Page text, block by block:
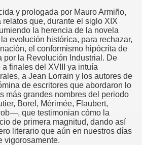
y prologada por Mauro Armiño,
que, durante el siglo XIX
la herencia de la novela
evolución histórica, para rechazar,
el conformismo hipócrita de
por la Revolución Industrial. De
finales del XVIII ya intuía
a Jean Lorrain y los autores de
de escritores que abordaron lo
más grandes nombres del periodo
Borel, Mérimée, Flaubert,
que testimonian cómo la
de primera magnitud, dando así
literario que aún en nuestros días
vigorosamente.